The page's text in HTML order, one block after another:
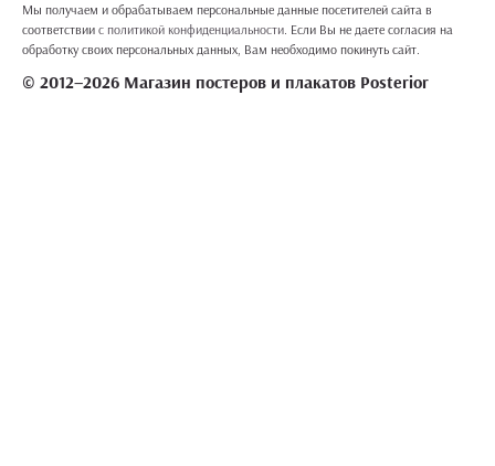
Мы получаем и обрабатываем персональные данные посетителей сайта в
соответствии с политикой конфиденциальности. Если Вы не даете согласия на
обработку своих персональных данных, Вам необходимо покинуть сайт.
© 2012–2026 Магазин постеров и плакатов Posterior